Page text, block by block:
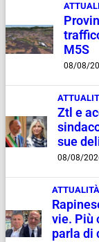
M5S
08/08/
Ztl e
sue
08/08/
ATTUALITÀ
vie. Più
parla di